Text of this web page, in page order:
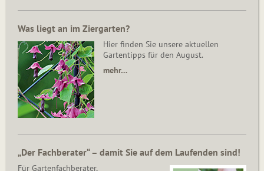
Was liegt an im Ziergarten?
Hier finden Sie unsere aktuellen
Gartentipps für den August.
mehr…
„Der Fachberater“ – damit Sie auf dem Laufenden sind!
Für Gartenfachberater,